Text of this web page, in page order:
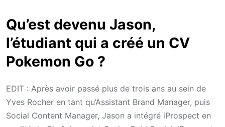
Qu’est devenu Jason,
l’étudiant qui a créé un CV
Pokemon Go ?
EDIT : Après avoir passé plus de trois ans au sein de
Yves Rocher en tant qu’Assistant Brand Manager, puis
Social Content Manager, Jason a intégré iProspect en